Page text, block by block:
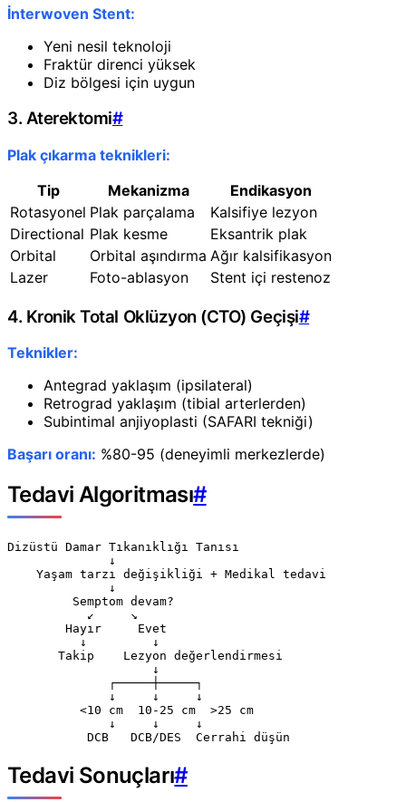
İnterwoven Stent:
Yeni nesil teknoloji
Fraktür direnci yüksek
Diz bölgesi için uygun
3. Aterektomi#
Plak çıkarma teknikleri:
Tip
Mekanizma
Endikasyon
Rotasyonel Plak parçalama
Kalsifiye lezyon
Directional Plak kesme
Eksantrik plak
Orbital
Orbital aşındırma Ağır kalsifikasyon
Lazer
Foto-ablasyon Stent içi restenoz
4. Kronik Total Oklüzyon (CTO) Geçişi#
Teknikler:
Antegrad yaklaşım (ipsilateral)
Retrograd yaklaşım (tibial arterlerden)
Subintimal anjiyoplasti (SAFARI tekniği)
Başarı oranı: %80-95 (deneyimli merkezlerde)
Tedavi Algoritması#
Dizüstü Damar Tıkanıklığı Tanısı
              ↓
    Yaşam tarzı değişikliği + Medikal tedavi
              ↓
         Semptom devam?
           ↙     ↘
        Hayır     Evet
          ↓         ↓
       Takip    Lezyon değerlendirmesi
                    ↓
              ┌─────┼─────┐
              ↓     ↓     ↓
          <10 cm  10-25 cm  >25 cm
              ↓     ↓     ↓
Tedavi Sonuçları#